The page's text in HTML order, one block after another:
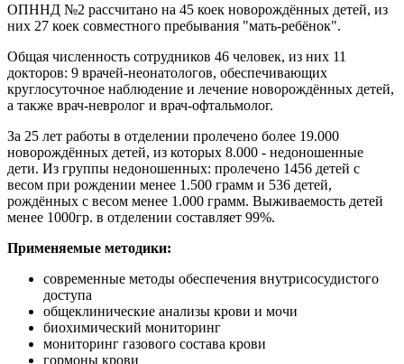
ОПННД №2 рассчитано на 45 коек новорождённых детей, из
них 27 коек совместного пребывания "мать-ребёнок".
Общая численность сотрудников 46 человек, из них 11
докторов: 9 врачей-неонатологов, обеспечивающих
круглосуточное наблюдение и лечение новорождённых детей,
а также врач-невролог и врач-офтальмолог.
За 25 лет работы в отделении пролечено более 19.000
новорождённых детей, из которых 8.000 - недоношенные
дети. Из группы недоношенных: пролечено 1456 детей с
весом при рождении менее 1.500 грамм и 536 детей,
рождённых с весом менее 1.000 грамм. Выживаемость детей
менее 1000гр. в отделении составляет 99%.
Применяемые методики:
современные методы обеспечения внутрисосудистого
доступа
общеклинические анализы крови и мочи
биохимический мониторинг
мониторинг газового состава крови
гормоны крови